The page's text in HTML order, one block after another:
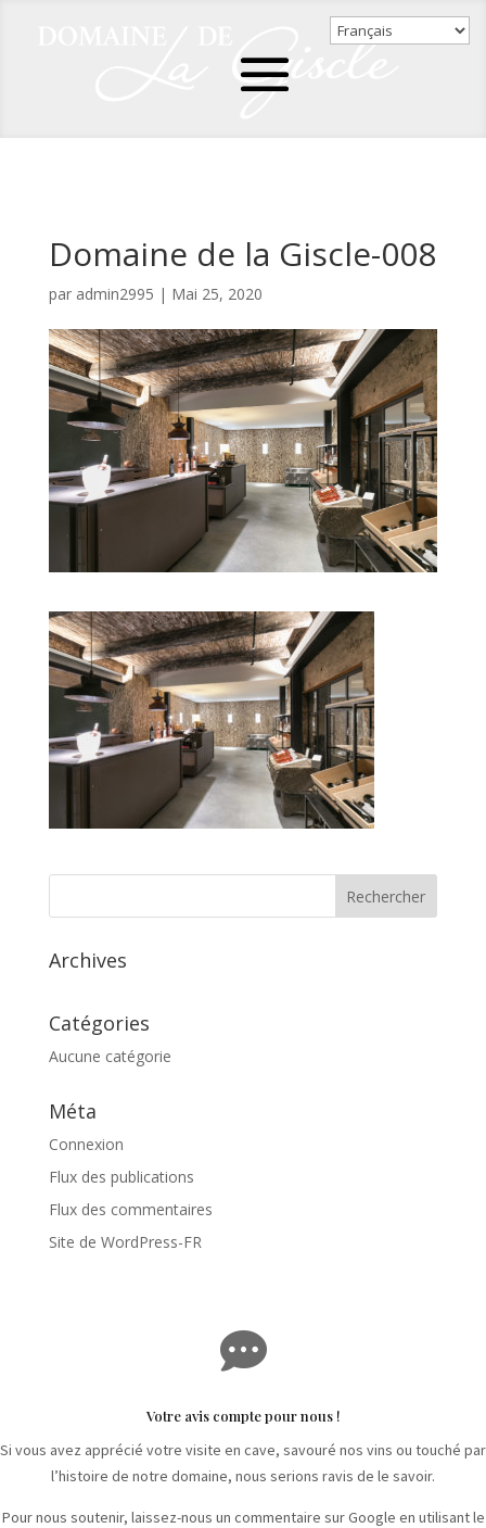
Domaine de la Giscle-008
par admin2995 | Mai 25, 2020
Archives
Catégories
Aucune catégorie
Méta
Connexion
Flux des publications
Flux des commentaires
Site de WordPress-FR

Votre avis compte pour nous !
Si vous avez apprécié votre visite en cave, savouré nos vins ou touché par
l’histoire de notre domaine, nous serions ravis de le savoir.
Pour nous soutenir, laissez-nous un commentaire sur Google en utilisant le